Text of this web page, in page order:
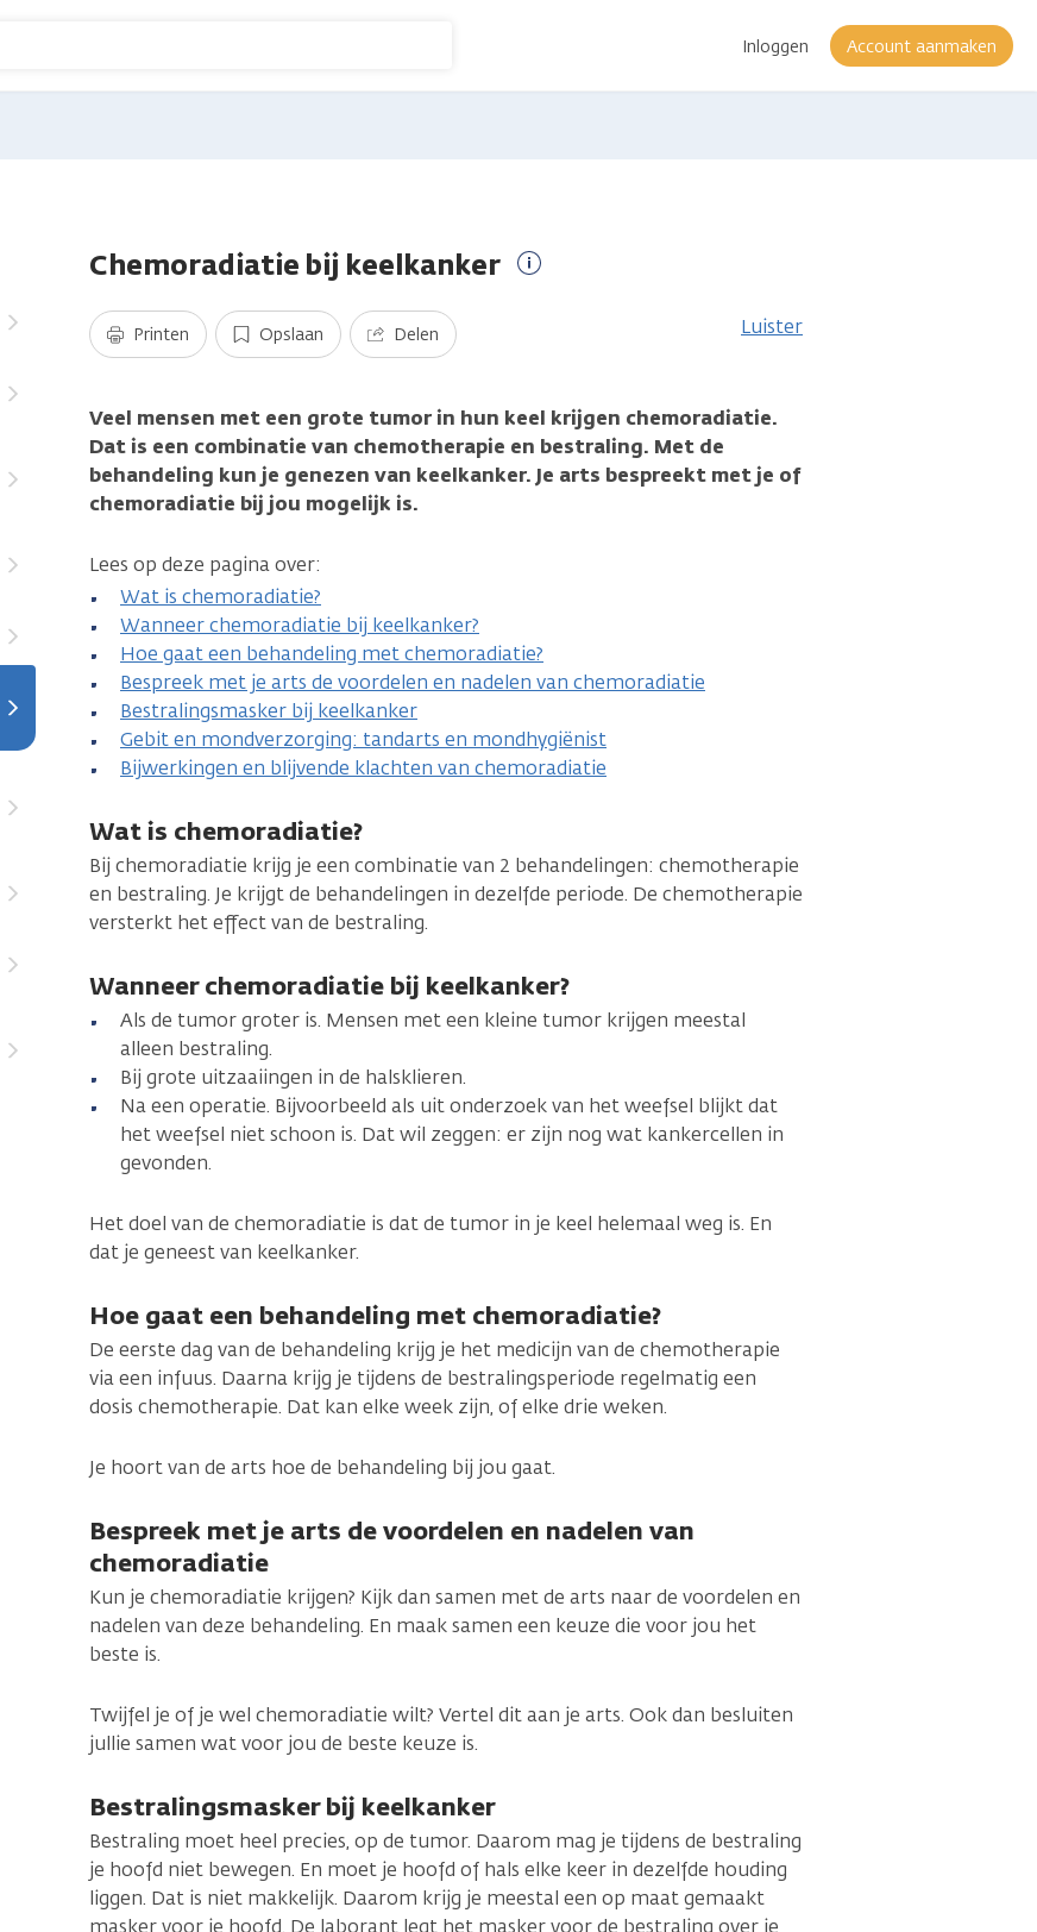
Inloggen Account aanmaken
Chemoradiatie bij keelkanker
Printen Opslaan Delen Luister
Veel mensen met een grote tumor in hun keel krijgen chemoradiatie.
Dat is een combinatie van chemotherapie en bestraling. Met de
behandeling kun je genezen van keelkanker. Je arts bespreekt met je of
chemoradiatie bij jou mogelijk is.
Lees op deze pagina over:
Wat is chemoradiatie?
Wanneer chemoradiatie bij keelkanker?
Hoe gaat een behandeling met chemoradiatie?
Bespreek met je arts de voordelen en nadelen van chemoradiatie
Bestralingsmasker bij keelkanker
Gebit en mondverzorging: tandarts en mondhygiënist
Bijwerkingen en blijvende klachten van chemoradiatie
Wat is chemoradiatie?
Bij chemoradiatie krijg je een combinatie van 2 behandelingen: chemotherapie
en bestraling. Je krijgt de behandelingen in dezelfde periode. De chemotherapie
versterkt het effect van de bestraling.
Wanneer chemoradiatie bij keelkanker?
Als de tumor groter is. Mensen met een kleine tumor krijgen meestal
alleen bestraling.
Bij grote uitzaaiingen in de halsklieren.
Na een operatie. Bijvoorbeeld als uit onderzoek van het weefsel blijkt dat
het weefsel niet schoon is. Dat wil zeggen: er zijn nog wat kankercellen in
gevonden.
Het doel van de chemoradiatie is dat de tumor in je keel helemaal weg is. En
dat je geneest van keelkanker.
Hoe gaat een behandeling met chemoradiatie?
De eerste dag van de behandeling krijg je het medicijn van de chemotherapie
via een infuus. Daarna krijg je tijdens de bestralingsperiode regelmatig een
dosis chemotherapie. Dat kan elke week zijn, of elke drie weken.
Je hoort van de arts hoe de behandeling bij jou gaat.
Bespreek met je arts de voordelen en nadelen van
chemoradiatie
Kun je chemoradiatie krijgen? Kijk dan samen met de arts naar de voordelen en
nadelen van deze behandeling. En maak samen een keuze die voor jou het
beste is.
Twijfel je of je wel chemoradiatie wilt? Vertel dit aan je arts. Ook dan besluiten
jullie samen wat voor jou de beste keuze is.
Bestralingsmasker bij keelkanker
Bestraling moet heel precies, op de tumor. Daarom mag je tijdens de bestraling
je hoofd niet bewegen. En moet je hoofd of hals elke keer in dezelfde houding
liggen. Dat is niet makkelijk. Daarom krijg je meestal een op maat gemaakt
masker voor je hoofd. De laborant legt het masker voor de bestraling over je